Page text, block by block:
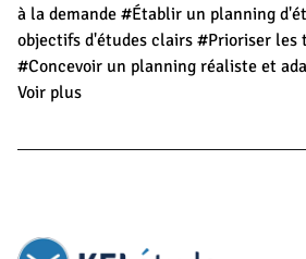
à la demande #Établir un planning
objectifs d'études clairs #Prioriser les
#Concevoir un planning réaliste et
Voir plus